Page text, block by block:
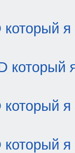
я
который
я
я